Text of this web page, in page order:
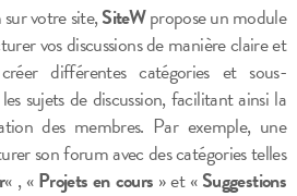
votre site,SiteWpropose un module
vos discussions de manière claire et
différentes catégories et sous-
sujets de discussion, facilitant ainsi la
des membres. Par exemple, une
son forum avec des catégories telles
« , «Projets en cours » et «Suggestions